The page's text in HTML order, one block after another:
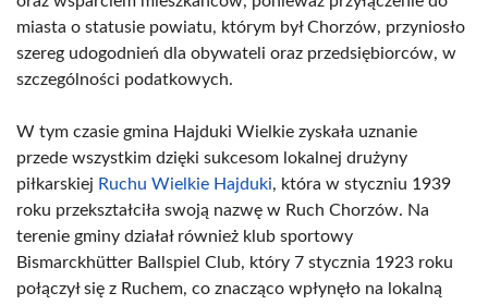
miasta o statusie powiatu, którym był Chorzów, przyniosło
szereg udogodnień dla obywateli oraz przedsiębiorców, w
szczególności podatkowych.
W tym czasie gmina Hajduki Wielkie zyskała uznanie
przede wszystkim dzięki sukcesom lokalnej drużyny
piłkarskiej Ruchu Wielkie Hajduki, która w styczniu 1939
roku przekształciła swoją nazwę w Ruch Chorzów. Na
terenie gminy działał również klub sportowy
Bismarckhütter Ballspiel Club, który 7 stycznia 1923 roku
połączył się z Ruchem, co znacząco wpłynęło na lokalną